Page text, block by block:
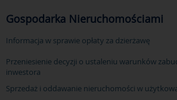
Gospodarka Nieruchomościami
Informacja w sprawie opłaty za dzierżawę
Przeniesienie decyzji o ustaleniu warunków
inwestora
Sprzedaż i oddawanie nieruchomości w